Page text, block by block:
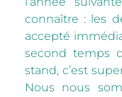
connaître : les
accepté
second temps
stand, c’est
Nous nous